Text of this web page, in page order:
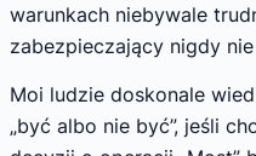
warunkach niebywale
zabezpieczający nigdy
Moi ludzie doskonale
„być albo nie być”, jeśli